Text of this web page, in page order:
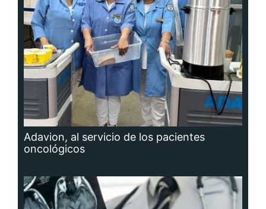
Adavion, al servicio de los pacientes
oncológicos